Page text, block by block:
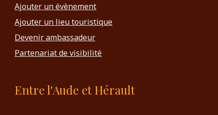
Ajouter un évènement
Ajouter un lieu touristique
Devenir ambassadeur
Partenariat de visibilité
Entre l'Aude et Hérault